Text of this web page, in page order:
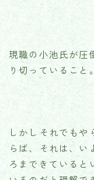
現職の小池氏が圧
り切っていること。
しかしそれでも
らば、それは、い
ろまできていると